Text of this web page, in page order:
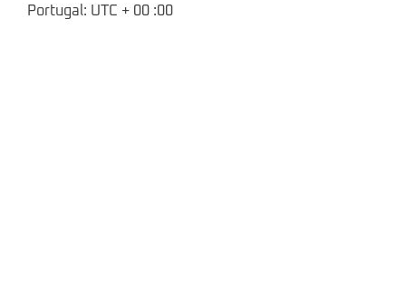
Portugal: UTC + 00 :00